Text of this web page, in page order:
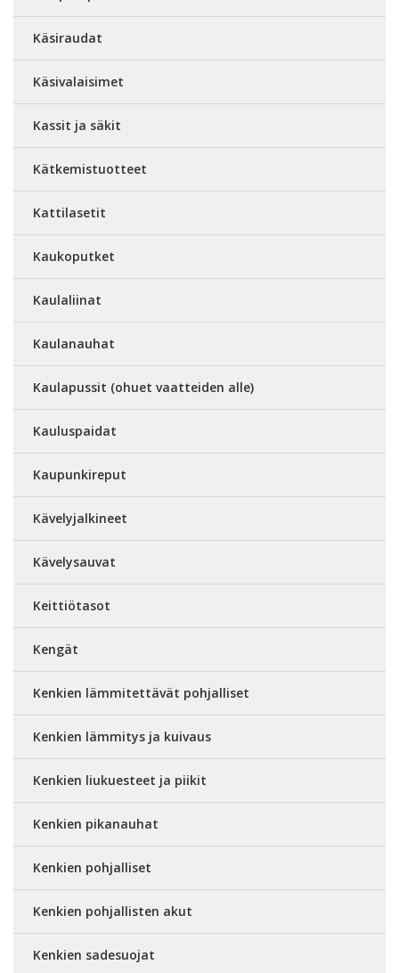
Käsiraudat
Käsivalaisimet
Kassit ja säkit
Kätkemistuotteet
Kattilasetit
Kaukoputket
Kaulaliinat
Kaulanauhat
Kaulapussit (ohuet vaatteiden alle)
Kauluspaidat
Kaupunkireput
Kävelyjalkineet
Kävelysauvat
Keittiötasot
Kengät
Kenkien lämmitettävät pohjalliset
Kenkien lämmitys ja kuivaus
Kenkien liukuesteet ja piikit
Kenkien pikanauhat
Kenkien pohjalliset
Kenkien pohjallisten akut
Kenkien sadesuojat